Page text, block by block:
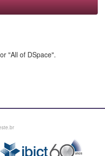
"All of DSpace".